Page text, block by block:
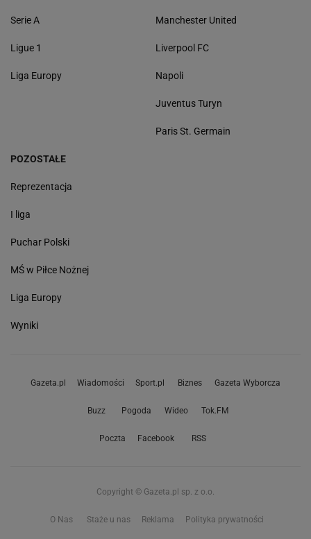
Serie A
Ligue 1
Liga Europy
Manchester United
Liverpool FC
Napoli
Juventus Turyn
Paris St. Germain
POZOSTAŁE
Reprezentacja
I liga
Puchar Polski
MŚ w Piłce Nożnej
Liga Europy
Wyniki
Gazeta.pl Wiadomości Sport.pl Biznes Gazeta Wyborcza
Buzz Pogoda Wideo Tok.FM
Poczta Facebook RSS
Copyright © Gazeta.pl sp. z o.o.
O Nas Staże u nas Reklama Polityka prywatności